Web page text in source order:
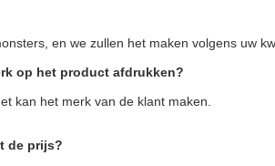
en we zullen het maken volgens uw
op het product afdrukken?
kan het merk van de klant maken.
de prijs?